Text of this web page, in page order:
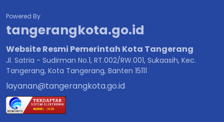
Powered By
tangerangkota.go.id
Website Resmi Pemerintah Kota Tangerang
Jl. Satria - Sudirman No.1, RT.002/RW.001, Sukaasih, Kec.
Tangerang, Kota Tangerang, Banten 15111
layanan@tangerangkota.go.id